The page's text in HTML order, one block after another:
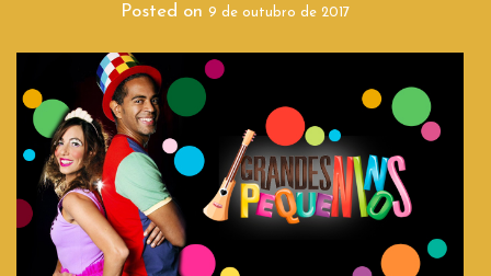
Posted on 9 de outubro de 2017